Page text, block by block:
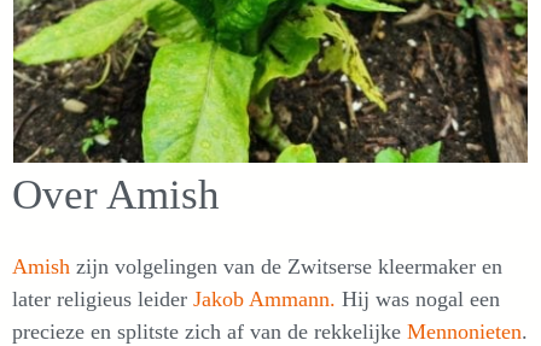
Over Amish
Amish zijn volgelingen van de Zwitserse kleermaker en
later religieus leider Jakob Ammann. Hij was nogal een
precieze en splitste zich af van de rekkelijke Mennonieten.